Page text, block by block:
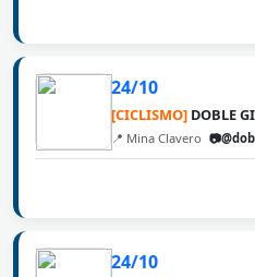
24/10
[CICLISMO] DOBLE
📍 Mina Clavero
24/10